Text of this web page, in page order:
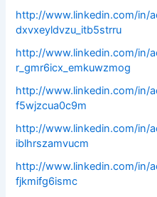
http://www.linkedin.com/in/
dxvxeyldvzu_itb5strru
http://www.linkedin.com/in/
r_gmr6icx_emkuwzmog
http://www.linkedin.com/in/
f5wjzcua0c9m
http://www.linkedin.com/in/
iblhrszamvucm
http://www.linkedin.com/in/
fjkmifg6ismc